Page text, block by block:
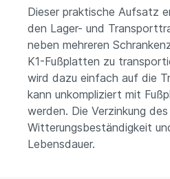
Dieser praktische Aufsatz
den Lager- und
neben mehreren
K1-Fußplatten zu
wird dazu einfach auf die
kann unkompliziert mit
werden. Die Verzinkung
Witterungsbeständigkeit
Lebensdauer.